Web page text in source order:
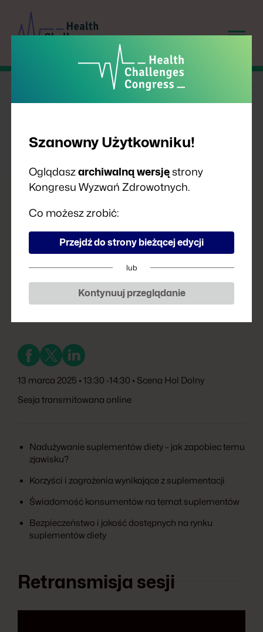
POROZMAWIAJMY O
SUPLEMENTACH DIETY –
PANEL Z CYKLU
„KONTROWERSJE
WSPÓŁPRACY Z
NAUKOWĄ FUNDACJĄ
POLPHARMY
13 marca 2025 • 13:30 -14:30 • Scena Hol Dolny
Sesja transmitowana online
Nadużywanie suplementów diety – jak zapobiec temu
zjawisku?
Korzyści i zagrożenia wynikające z suplementacji
Świadomość konsumentów na temat suplementów
Bezpieczeństwo i jakość dostępnych na rynku
suplementów diety
Retransmisja sesji
Szanowny Użytkowniku!
Oglądaszarchiwalną wersjęstrony
Kongresu Wyzwań Zdrowotnych.
Co możesz zrobić:
Przejdź do strony bieżącej edycji
lub
Kontynuuj przeglądanie